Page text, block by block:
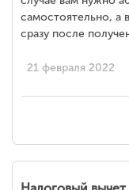
самостоятельно, а
сразу после
21 февраля 2022